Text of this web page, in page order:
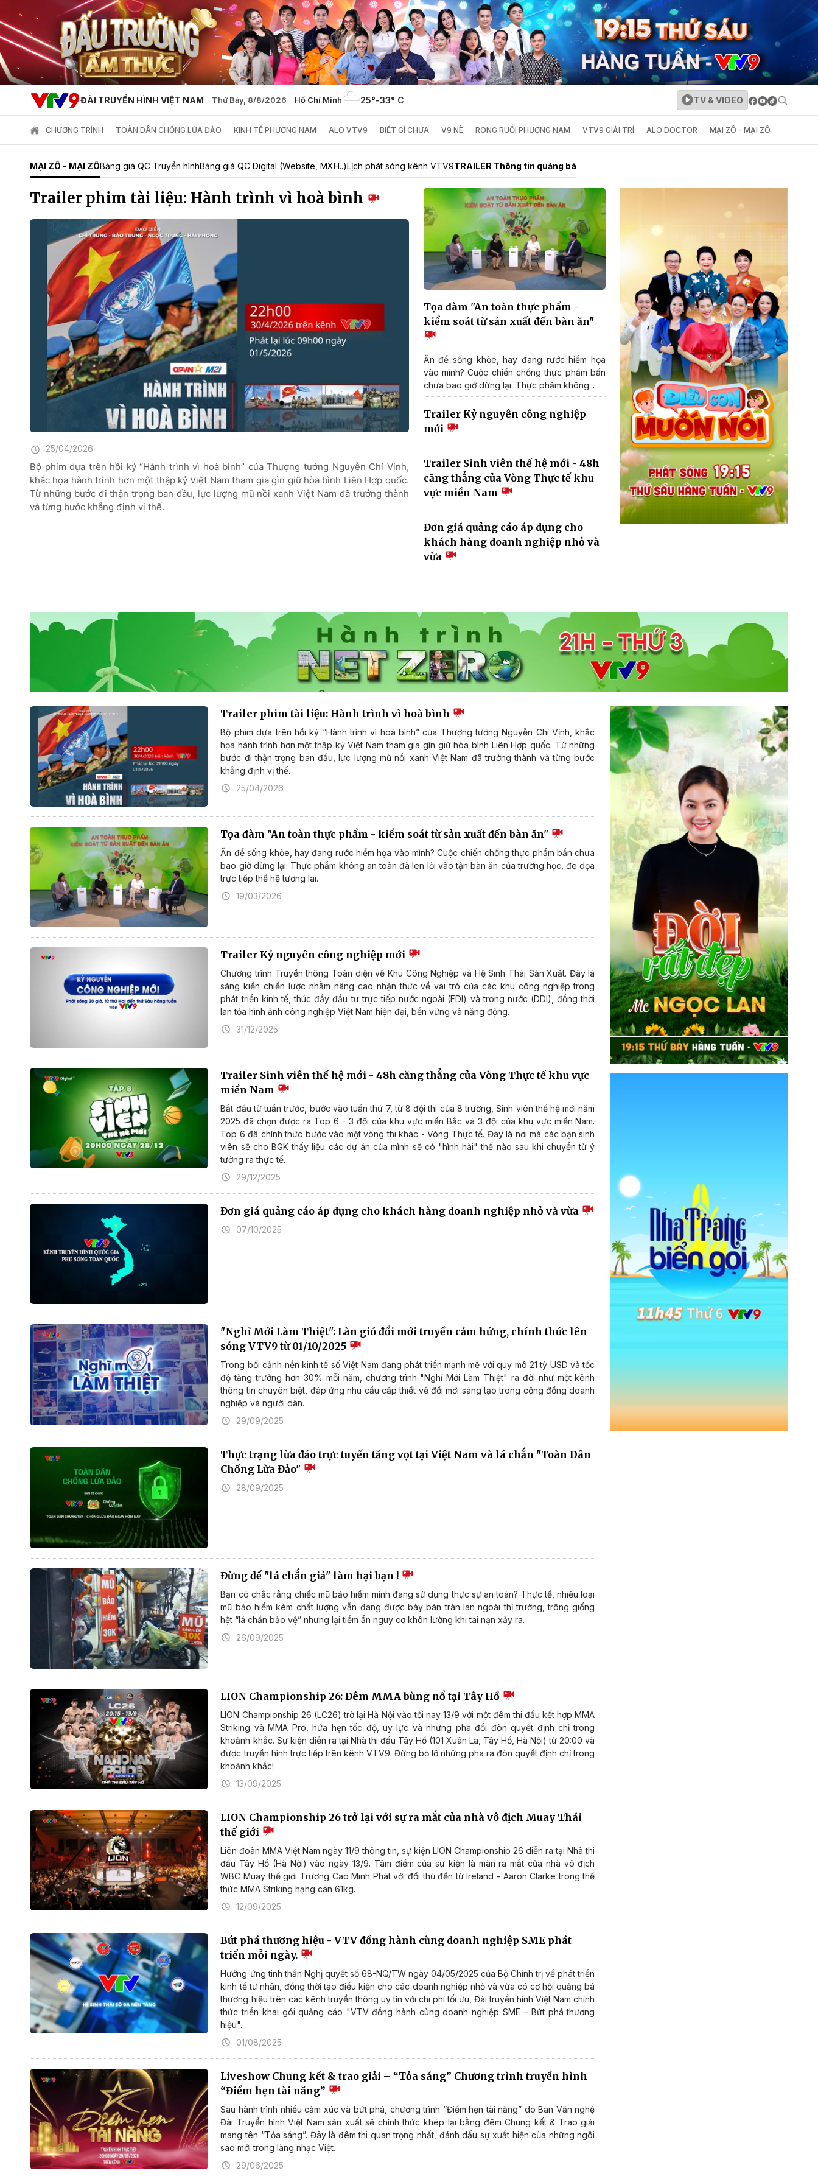
ĐÀI TRUYỀN HÌNH VIỆT NAM Thứ Bảy, 8/8/2026 Hồ Chí Minh 25°-33° C TV & VIDEO
CHƯƠNG TRÌNH TOÀN DÂN CHỐNG LỪA ĐẢO KINH TẾ PHƯƠNG NAM ALO VTV9 BIẾT GÌ CHƯA V9 NÈ RONG RUỔI PHƯƠNG NAM VTV9 GIẢI TRÍ ALO DOCTOR MẠI ZÔ - MẠI ZÔ
MẠI ZÔ - MẠI ZÔBảng giá QC Truyền hìnhBảng giá QC Digital (Website, MXH..)Lịch phát sóng kênh VTV9TRAILER Thông tin quảng bá
Trailer phim tài liệu: Hành trình vì hoà bình
25/04/2026
Bộ phim dựa trên hồi ký “Hành trình vì hoà bình” của Thượng tướng Nguyễn Chí Vịnh,
khắc họa hành trình hơn một thập kỷ Việt Nam tham gia gìn giữ hòa bình Liên Hợp quốc.
Từ những bước đi thận trọng ban đầu, lực lượng mũ nồi xanh Việt Nam đã trưởng thành
và từng bước khẳng định vị thế.
Tọa đàm "An toàn thực phẩm -
kiểm soát từ sản xuất đến bàn ăn"
Ăn để sống khỏe, hay đang rước hiểm họa
vào mình? Cuộc chiến chống thực phẩm bẩn
chưa bao giờ dừng lại. Thực phẩm không...
Trailer Kỷ nguyên công nghiệp
mới
Trailer Sinh viên thế hệ mới - 48h
căng thẳng của Vòng Thực tế khu
vực miền Nam
Đơn giá quảng cáo áp dụng cho
khách hàng doanh nghiệp nhỏ và
vừa
Trailer phim tài liệu: Hành trình vì hoà bình
Bộ phim dựa trên hồi ký “Hành trình vì hoà bình” của Thượng tướng Nguyễn Chí Vịnh, khắc
họa hành trình hơn một thập kỷ Việt Nam tham gia gìn giữ hòa bình Liên Hợp quốc. Từ những
bước đi thận trọng ban đầu, lực lượng mũ nồi xanh Việt Nam đã trưởng thành và từng bước
khẳng định vị thế.
25/04/2026
Tọa đàm "An toàn thực phẩm - kiểm soát từ sản xuất đến bàn ăn"
Ăn để sống khỏe, hay đang rước hiểm họa vào mình? Cuộc chiến chống thực phẩm bẩn chưa
bao giờ dừng lại. Thực phẩm không an toàn đã len lỏi vào tận bàn ăn của trường học, đe dọa
trực tiếp thế hệ tương lai.
19/03/2026
Trailer Kỷ nguyên công nghiệp mới
Chương trình Truyền thông Toàn diện về Khu Công Nghiệp và Hệ Sinh Thái Sản Xuất. Đây là
sáng kiến chiến lược nhằm nâng cao nhận thức về vai trò của các khu công nghiệp trong
phát triển kinh tế, thúc đẩy đầu tư trực tiếp nước ngoài (FDI) và trong nước (DDI), đồng thời
lan tỏa hình ảnh công nghiệp Việt Nam hiện đại, bền vững và năng động.
31/12/2025
Trailer Sinh viên thế hệ mới - 48h căng thẳng của Vòng Thực tế khu vực
miền Nam
Bắt đầu từ tuần trước, bước vào tuần thứ 7, từ 8 đội thi của 8 trường, Sinh viên thế hệ mới năm
2025 đã chọn được ra Top 6 - 3 đội của khu vực miền Bắc và 3 đội của khu vực miền Nam.
Top 6 đã chính thức bước vào một vòng thi khác - Vòng Thực tế. Đây là nơi mà các bạn sinh
viên sẽ cho BGK thấy liệu các dự án của mình sẽ có "hình hài" thế nào sau khi chuyển từ ý
tưởng ra thực tế.
29/12/2025
Đơn giá quảng cáo áp dụng cho khách hàng doanh nghiệp nhỏ và vừa
07/10/2025
"Nghĩ Mới Làm Thiệt": Làn gió đổi mới truyền cảm hứng, chính thức lên
sóng VTV9 từ 01/10/2025
Trong bối cảnh nền kinh tế số Việt Nam đang phát triển mạnh mẽ với quy mô 21 tỷ USD và tốc
độ tăng trưởng hơn 30% mỗi năm, chương trình "Nghĩ Mới Làm Thiệt" ra đời như một kênh
thông tin chuyên biệt, đáp ứng nhu cầu cấp thiết về đổi mới sáng tạo trong cộng đồng doanh
nghiệp và người dân.
29/09/2025
Thực trạng lừa đảo trực tuyến tăng vọt tại Việt Nam và lá chắn "Toàn Dân
Chống Lừa Đảo"
28/09/2025
Đừng để "lá chắn giả" làm hại bạn !
Bạn có chắc rằng chiếc mũ bảo hiểm mình đang sử dụng thực sự an toàn? Thực tế, nhiều loại
mũ bảo hiểm kém chất lượng vẫn đang được bày bán tràn lan ngoài thị trường, trông giống
hệt “lá chắn bảo vệ” nhưng lại tiềm ẩn nguy cơ khôn lường khi tai nạn xảy ra.
26/09/2025
LION Championship 26: Đêm MMA bùng nổ tại Tây Hồ
LION Championship 26 (LC26) trở lại Hà Nội vào tối nay 13/9 với một đêm thi đấu kết hợp MMA
Striking và MMA Pro, hứa hẹn tốc độ, uy lực và những pha đổi đòn quyết định chỉ trong
khoảnh khắc. Sự kiện diễn ra tại Nhà thi đấu Tây Hồ (101 Xuân La, Tây Hồ, Hà Nội) từ 20:00 và
được truyền hình trực tiếp trên kênh VTV9. Đừng bỏ lỡ những pha ra đòn quyết định chỉ trong
khoảnh khắc!
13/09/2025
LION Championship 26 trở lại với sự ra mắt của nhà vô địch Muay Thái
thế giới
Liên đoàn MMA Việt Nam ngày 11/9 thông tin, sự kiện LION Championship 26 diễn ra tại Nhà thi
đấu Tây Hồ (Hà Nội) vào ngày 13/9. Tâm điểm của sự kiện là màn ra mắt của nhà vô địch
WBC Muay thế giới Trương Cao Minh Phát với đối thủ đến từ Ireland - Aaron Clarke trong thể
thức MMA Striking hạng cân 61kg.
12/09/2025
Bứt phá thương hiệu - VTV đồng hành cùng doanh nghiệp SME phát
triển mỗi ngày.
Hưởng ứng tinh thần Nghị quyết số 68-NQ/TW ngày 04/05/2025 của Bộ Chính trị về phát triển
kinh tế tư nhân, đồng thời tạo điều kiện cho các doanh nghiệp nhỏ và vừa có cơ hội quảng bá
thương hiệu trên các kênh truyền thông uy tín với chi phí tối ưu, Đài truyền hình Việt Nam chính
thức triển khai gói quảng cáo "VTV đồng hành cùng doanh nghiệp SME – Bứt phá thương
hiệu".
01/08/2025
Liveshow Chung kết & trao giải – “Tỏa sáng” Chương trình truyền hình
“Điểm hẹn tài năng”
Sau hành trình nhiều cảm xúc và bứt phá, chương trình “Điểm hẹn tài năng” do Ban Văn nghệ
Đài Truyền hình Việt Nam sản xuất sẽ chính thức khép lại bằng đêm Chung kết & Trao giải
mang tên “Tỏa sáng”. Đây là đêm thi quan trọng nhất, đánh dấu sự xuất hiện của những ngôi
sao mới trong làng nhạc Việt.
29/06/2025